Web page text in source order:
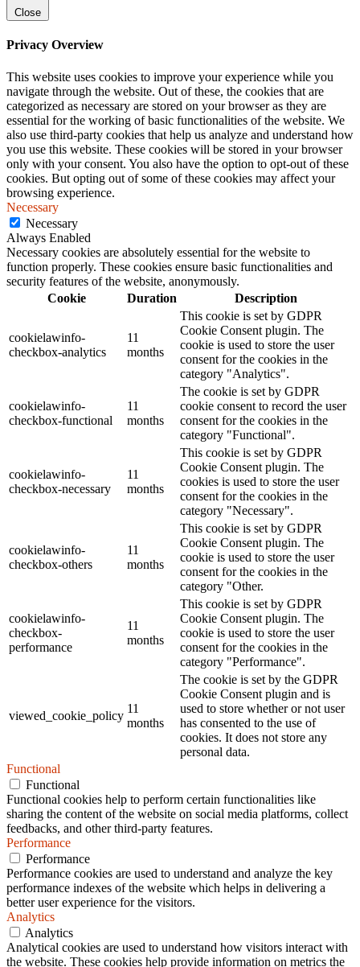
Close
Privacy Overview
This website uses cookies to improve your experience while you
navigate through the website. Out of these, the cookies that are
categorized as necessary are stored on your browser as they are
essential for the working of basic functionalities of the website. We
also use third-party cookies that help us analyze and understand how
you use this website. These cookies will be stored in your browser
only with your consent. You also have the option to opt-out of these
cookies. But opting out of some of these cookies may affect your
browsing experience.
Necessary
Necessary
Always Enabled
Necessary cookies are absolutely essential for the website to
function properly. These cookies ensure basic functionalities and
security features of the website, anonymously.
Cookie
Duration Description
cookielawinfo-
checkbox-analytics
11
months
This cookie is set by GDPR
Cookie Consent plugin. The
cookie is used to store the user
consent for the cookies in the
category "Analytics".
cookielawinfo-
checkbox-functional
11
months
The cookie is set by GDPR
cookie consent to record the user
consent for the cookies in the
category "Functional".
cookielawinfo-
checkbox-necessary
11
months
This cookie is set by GDPR
Cookie Consent plugin. The
cookies is used to store the user
consent for the cookies in the
category "Necessary".
cookielawinfo-
checkbox-others
11
months
This cookie is set by GDPR
Cookie Consent plugin. The
cookie is used to store the user
consent for the cookies in the
category "Other.
cookielawinfo-
checkbox-
performance
11
months
This cookie is set by GDPR
Cookie Consent plugin. The
cookie is used to store the user
consent for the cookies in the
category "Performance".
viewed_cookie_policy
11
months
The cookie is set by the GDPR
Cookie Consent plugin and is
used to store whether or not user
has consented to the use of
cookies. It does not store any
personal data.
Functional
Functional
Functional cookies help to perform certain functionalities like
sharing the content of the website on social media platforms, collect
feedbacks, and other third-party features.
Performance
Performance
Performance cookies are used to understand and analyze the key
performance indexes of the website which helps in delivering a
better user experience for the visitors.
Analytics
Analytics
Analytical cookies are used to understand how visitors interact with
the website. These cookies help provide information on metrics the